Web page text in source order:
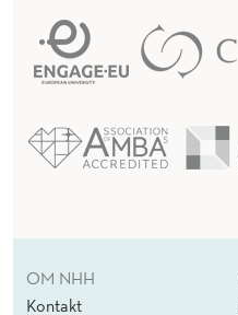
OM NHH
Kontakt